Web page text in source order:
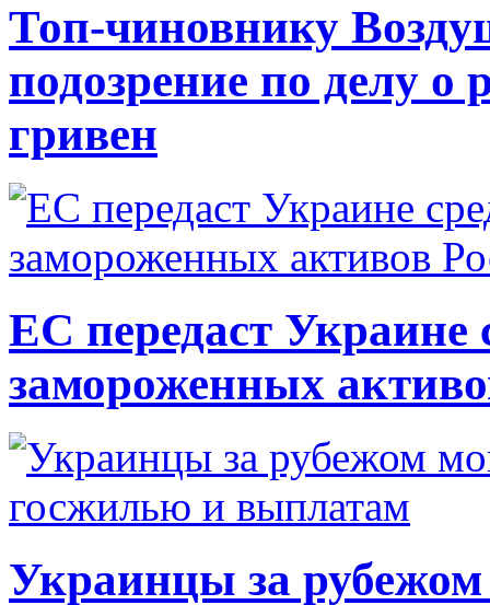
Топ-чиновнику
подозрение по делу о
гривен
ЕС передаст Украине
замороженных
Украинцы за рубежом